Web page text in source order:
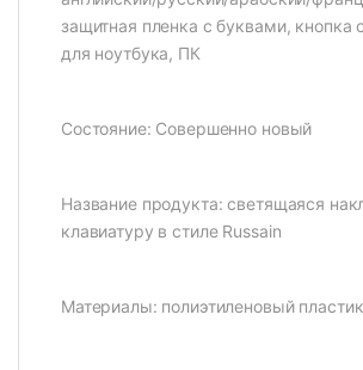
защитная пленка с буквами, кнопка
для ноутбука, ПК
Состояние: Совершенно новый
Название продукта: светящаяся
клавиатуру в стиле Russain
Материалы: полиэтиленовый пластик